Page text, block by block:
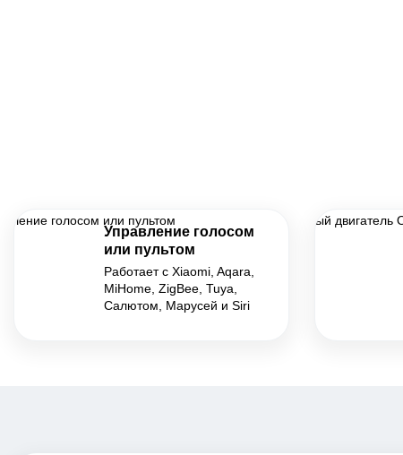
Управление голосом
или пультом
Работает с Xiaomi, Aqara,
MiHome, ZigBee, Tuya,
Салютом, Марусей и Siri